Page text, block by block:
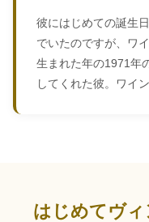
彼にはじめての誕生
でいたのですが、ワ
生まれた年の1971年
してくれた彼。ワイ
はじめてヴ